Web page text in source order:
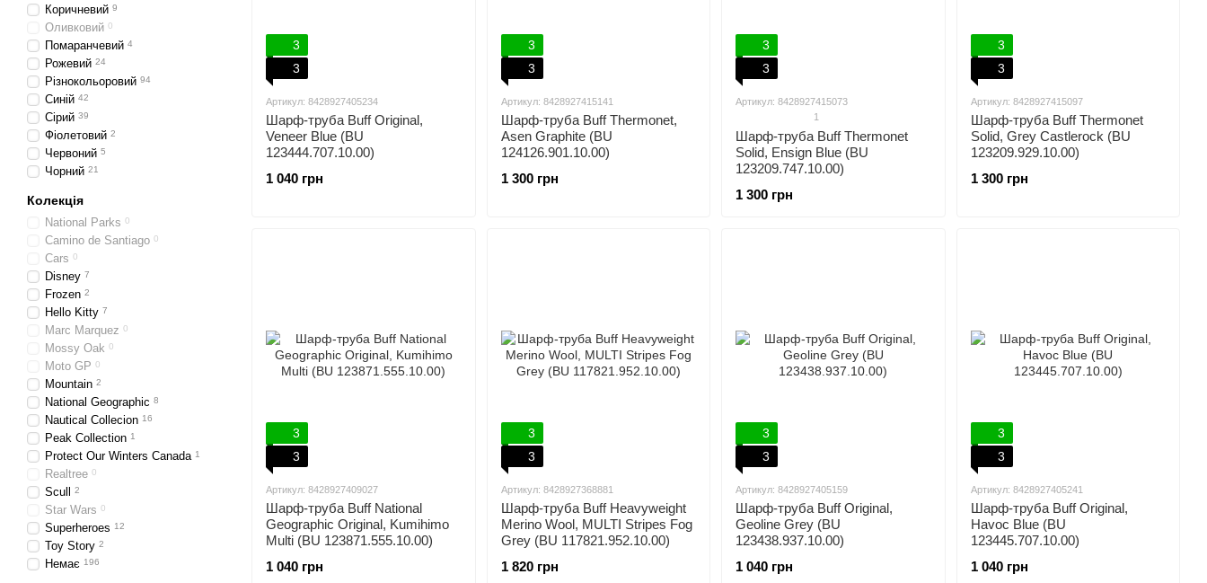
3
3
Артикул: 8428927405234
Шарф-труба Buff Original,
Veneer Blue (BU
123444.707.10.00)
1 040 грн
3
3
Артикул: 8428927415141
Шарф-труба Buff Thermonet,
Asen Graphite (BU
124126.901.10.00)
1 300 грн
3
3
Артикул: 8428927415073
1
Шарф-труба Buff Thermonet
Solid, Ensign Blue (BU
123209.747.10.00)
1 300 грн
3
3
Артикул: 8428927415097
Шарф-труба Buff Thermonet
Solid, Grey Castlerock (BU
123209.929.10.00)
1 300 грн
3
3
Артикул: 8428927409027
Шарф-труба Buff National
Geographic Original, Kumihimo
Multi (BU 123871.555.10.00)
1 040 грн
3
3
Артикул: 8428927368881
Шарф-труба Buff Heavyweight
Merino Wool, MULTI Stripes Fog
Grey (BU 117821.952.10.00)
1 820 грн
3
3
Артикул: 8428927405159
Шарф-труба Buff Original,
Geoline Grey (BU
123438.937.10.00)
1 040 грн
3
3
Артикул: 8428927405241
Шарф-труба Buff Original,
Havoc Blue (BU
123445.707.10.00)
1 040 грн
Коричневий 9
Оливковий 0
Помаранчевий 4
Рожевий 24
Різнокольоровий 94
Синій 42
Сірий 39
Фіолетовий 2
Червоний 5
Чорний 21
Колекція
National Parks 0
Camino de Santiago 0
Cars 0
Disney 7
Frozen 2
Hello Kitty 7
Marc Marquez 0
Mossy Oak 0
Moto GP 0
Mountain 2
National Geographic 8
Nautical Collecion 16
Peak Collection 1
Protect Our Winters Canada 1
Realtree 0
Scull 2
Star Wars 0
Superheroes 12
Toy Story 2
Немає 196